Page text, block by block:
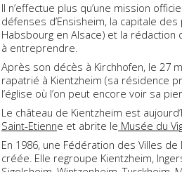
Il n’effectue plus qu’une mission
défenses d’Ensisheim, la capitale
Habsbourg en Alsace) et la rédaction
à entreprendre.
Après son décès à Kirchhofen, le 27
rapatrié à Kientzheim (sa résidence
l’église où l’on peut encore voir sa
Le château de Kientzheim est
Saint-Etienne et abrite le Musée du
En 1986, une Fédération des Villes
créée. Elle regroupe Kientzheim,